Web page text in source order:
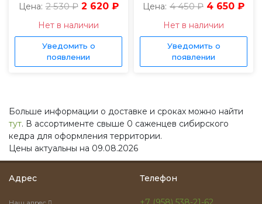
Цена: 2 530 ₽ 2 620 ₽
Нет в наличии
Уведомить о
появлении
Цена: 4 450 ₽ 4 650 ₽
Нет в наличии
Уведомить о
появлении
Больше информации о доставке и сроках можно найти
тут. В ассортименте свыше 0 саженцев сибирского
кедра для оформления территории.
Цены актуальны на 09.08.2026
Адрес Телефон